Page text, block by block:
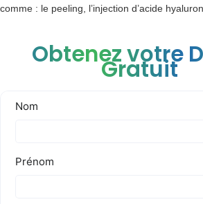
comme : le peeling, l’injection d’acide
Obtenez votre
Gratuit